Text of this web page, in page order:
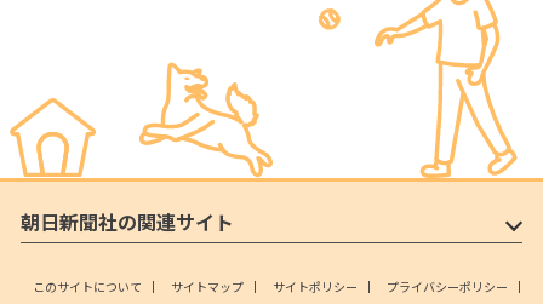
朝日新聞社の関連サイト
このサイトについて サイトマップ サイトポリシー プライバシーポリシー